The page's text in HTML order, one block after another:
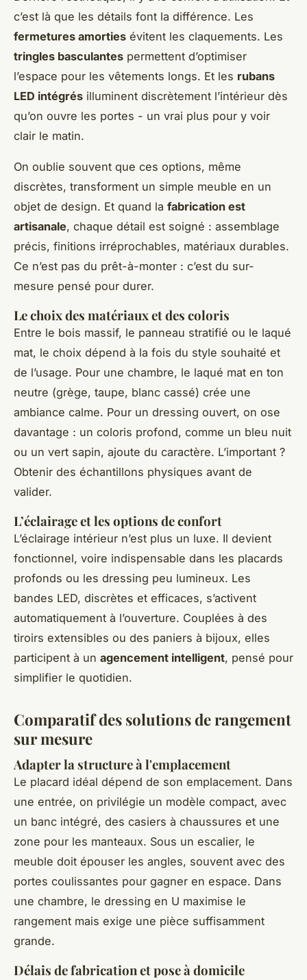
c’est là que les détails font la différence. Les
fermetures amorties évitent les claquements. Les
tringles basculantes permettent d’optimiser
l’espace pour les vêtements longs. Et les rubans
LED intégrés illuminent discrètement l’intérieur dès
qu’on ouvre les portes - un vrai plus pour y voir
clair le matin.
On oublie souvent que ces options, même
discrètes, transforment un simple meuble en un
objet de design. Et quand la fabrication est
artisanale, chaque détail est soigné : assemblage
précis, finitions irréprochables, matériaux durables.
Ce n’est pas du prêt-à-monter : c’est du sur-
mesure pensé pour durer.
Le choix des matériaux et des coloris
Entre le bois massif, le panneau stratifié ou le laqué
mat, le choix dépend à la fois du style souhaité et
de l’usage. Pour une chambre, le laqué mat en ton
neutre (grège, taupe, blanc cassé) crée une
ambiance calme. Pour un dressing ouvert, on ose
davantage : un coloris profond, comme un bleu nuit
ou un vert sapin, ajoute du caractère. L’important ?
Obtenir des échantillons physiques avant de
valider.
L’éclairage et les options de confort
L’éclairage intérieur n’est plus un luxe. Il devient
fonctionnel, voire indispensable dans les placards
profonds ou les dressing peu lumineux. Les
bandes LED, discrètes et efficaces, s’activent
automatiquement à l’ouverture. Couplées à des
tiroirs extensibles ou des paniers à bijoux, elles
participent à un agencement intelligent, pensé pour
simplifier le quotidien.
Comparatif des solutions de rangement
sur mesure
Adapter la structure à l'emplacement
Le placard idéal dépend de son emplacement. Dans
une entrée, on privilégie un modèle compact, avec
un banc intégré, des casiers à chaussures et une
zone pour les manteaux. Sous un escalier, le
meuble doit épouser les angles, souvent avec des
portes coulissantes pour gagner en espace. Dans
une chambre, le dressing en U maximise le
rangement mais exige une pièce suffisamment
grande.
Délais de fabrication et pose à domicile